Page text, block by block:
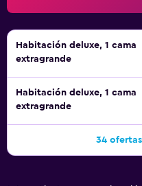
Habitación deluxe, 1 cama
extragrande
Habitación deluxe, 1 cama
extragrande
34